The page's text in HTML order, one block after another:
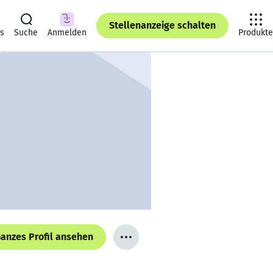
Suche Anmelden
Stellenanzeige schalten
Produkte
Profil ansehen